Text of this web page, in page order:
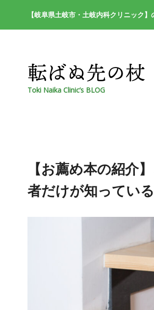
【岐阜県土岐市・土岐内科クリニック】
Toki Naika Clinic’s BLOG
【お薦め本の紹介
者だけが知ってい